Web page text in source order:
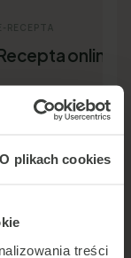
O plikach cookies
treści
RECEPTA
online
recepta lub
bez wizyty osobiście.